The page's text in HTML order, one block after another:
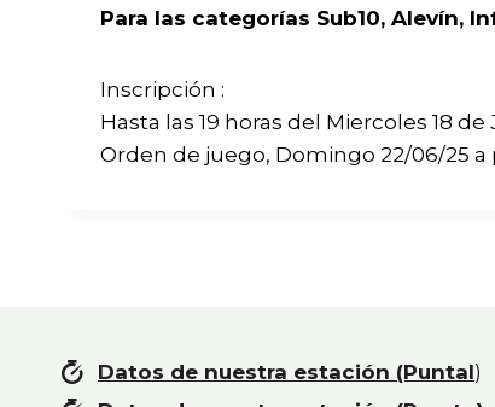
Para las categorías Sub10, Alevín,
Inscripción :
Hasta las 19 horas del Miercoles 18 de
Orden de juego, Domingo 22/06/25 a
Datos de nuestra estación (Puntal)